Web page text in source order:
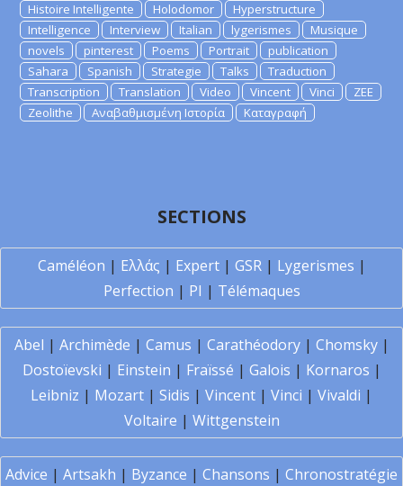
Histoire Intelligente
Holodomor
Hyperstructure
Intelligence
Interview Italian lygerismes
Musique
novels
pinterest Poems Portrait
publication
Sahara
Spanish Strategie Talks
Traduction
Transcription
Translation Video Vincent Vinci
ZEE
Zeolithe
Αναβαθμισμένη Ιστορία Καταγραφή
SECTIONS
Caméléon | Ελλάς | Expert| GSR| Lygerismes |
Perfection | PI | Télémaques
Abel | Archimède | Camus | Carathéodory| Chomsky|
Dostoïevski | Einstein | Fraïssé | Galois | Kornaros |
Leibniz | Mozart | Sidis | Vincent | Vinci | Vivaldi |
Voltaire | Wittgenstein
Advice | Artsakh | Byzance | Chansons | Chronostratégie